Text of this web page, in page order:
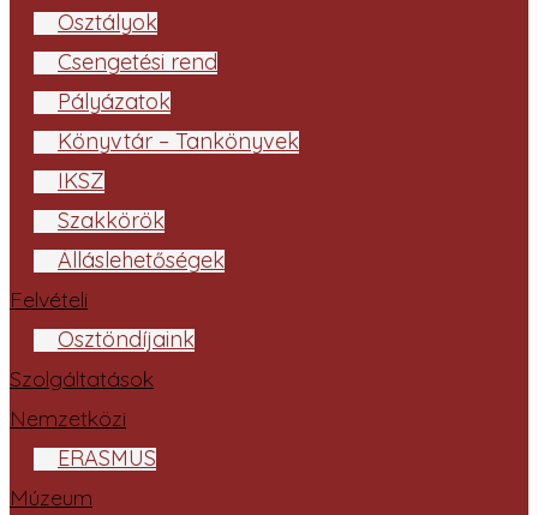
Osztályok
Csengetési rend
Pályázatok
Könyvtár – Tankönyvek
IKSZ
Szakkörök
Álláslehetőségek
Felvételi
Ösztöndíjaink
Szolgáltatások
Nemzetközi
ERASMUS
Múzeum